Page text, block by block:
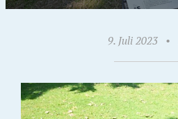
9. Juli 2023 •